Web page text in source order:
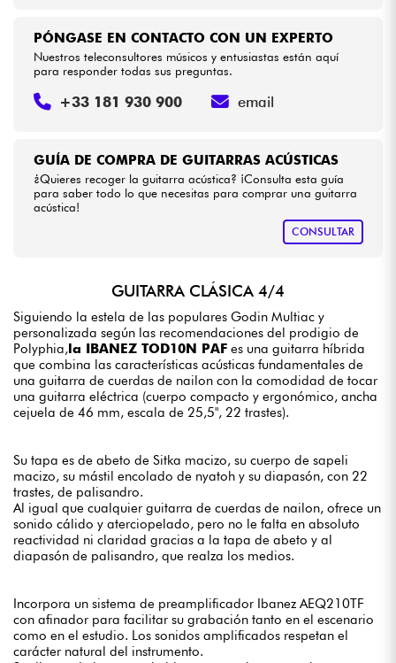
GUÍA DE COMPRA DE GUITARRAS ACÚSTICAS
¿Quieres recoger la guitarra acústica? ¡Consulta esta guía
para saber todo lo que necesitas para comprar una guitarra
acústica!
CONSULTAR
PÓNGASE EN CONTACTO CON UN EXPERTO
Nuestros teleconsultores músicos y entusiastas están aquí
para responder todas sus preguntas.
+33 181 930 900 email
GUITARRA CLÁSICA 4/4
Siguiendo la estela de las populares Godin Multiac y
personalizada según las recomendaciones del prodigio de
Polyphia,la IBANEZ TOD10N PAF es una guitarra híbrida
que combina las características acústicas fundamentales de
una guitarra de cuerdas de nailon con la comodidad de tocar
una guitarra eléctrica (cuerpo compacto y ergonómico, ancha
cejuela de 46 mm, escala de 25,5", 22 trastes).
Su tapa es de abeto de Sitka macizo, su cuerpo de sapeli
macizo, su mástil encolado de nyatoh y su diapasón, con 22
trastes, de palisandro.
Al igual que cualquier guitarra de cuerdas de nailon, ofrece un
sonido cálido y aterciopelado, pero no le falta en absoluto
reactividad ni claridad gracias a la tapa de abeto y al
diapasón de palisandro, que realza los medios.
Incorpora un sistema de preamplificador Ibanez AEQ210TF
con afinador para facilitar su grabación tanto en el escenario
como en el estudio. Los sonidos amplificados respetan el
carácter natural del instrumento.